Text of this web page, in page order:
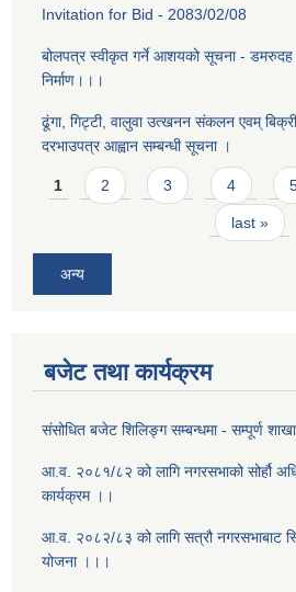
Invitation for Bid - 2083/02/08
बोलपत्र स्वीकृत गर्ने आशयको सूचना - डमरुदह
निर्माण।।।
ढूंगा, गिट्टी, वालुवा उत्खनन संकलन एवम्
दरभाउपत्र आह्वान सम्बन्धी सूचना ।
Pages
1 2 3 4
last »
अन्य
बजेट तथा कार्यक्रम
संसोधित बजेट शिलिङ्ग सम्बन्धमा - सम्पूर्ण
आ.व. २०८१/८२ को लागि नगरसभाको सोर्हौ
कार्यक्रम ।।
आ.व. २०८२/८३ को लागि सत्रौ नगरसभाबाट
योजना ।।।